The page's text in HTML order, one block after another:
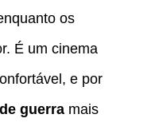
os
É um cinema
e por
guerra mais